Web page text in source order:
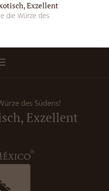
Exzellent
die Würze des
des Südens!
Exzellent